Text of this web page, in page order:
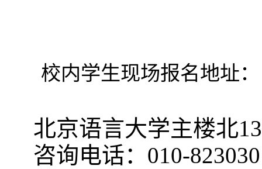
校内学生现场报名地址：
北京语言大学主楼北
咨询电话：010-